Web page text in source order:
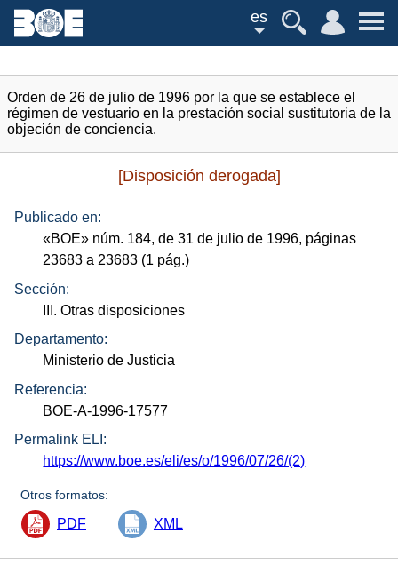
es
Orden de 26 de julio de 1996 por la que se establece el
régimen de vestuario en la prestación social sustitutoria de la
objeción de conciencia.
[Disposición derogada]
Publicado en:
«BOE» núm. 184, de 31 de julio de 1996, páginas
23683 a 23683 (1 pág.)
Sección:
III. Otras disposiciones
Departamento:
Ministerio de Justicia
Referencia:
BOE-A-1996-17577
Permalink ELI:
https://www.boe.es/eli/es/o/1996/07/26/(2)
Otros formatos:
PDF XML